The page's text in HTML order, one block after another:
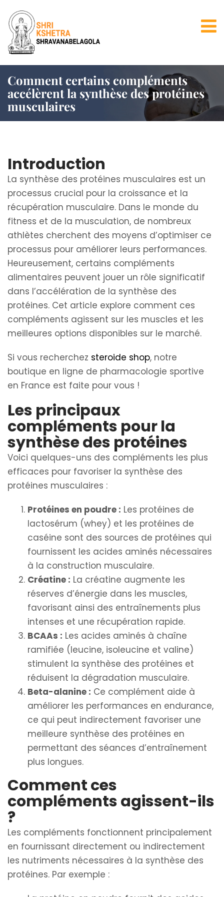
Comment certains compléments
accélèrent la synthèse des protéines
musculaires
Introduction
La synthèse des protéines musculaires est un
processus crucial pour la croissance et la
récupération musculaire. Dans le monde du
fitness et de la musculation, de nombreux
athlètes cherchent des moyens d’optimiser ce
processus pour améliorer leurs performances.
Heureusement, certains compléments
alimentaires peuvent jouer un rôle significatif
dans l’accélération de la synthèse des
protéines. Cet article explore comment ces
compléments agissent sur les muscles et les
meilleures options disponibles sur le marché.
Si vous recherchez steroide shop, notre
boutique en ligne de pharmacologie sportive
en France est faite pour vous !
Les principaux
compléments pour la
synthèse des protéines
Voici quelques-uns des compléments les plus
efficaces pour favoriser la synthèse des
protéines musculaires :
Protéines en poudre : Les protéines de
lactosérum (whey) et les protéines de
caséine sont des sources de protéines qui
fournissent les acides aminés nécessaires
à la construction musculaire.
Créatine : La créatine augmente les
réserves d’énergie dans les muscles,
favorisant ainsi des entraînements plus
intenses et une récupération rapide.
BCAAs : Les acides aminés à chaîne
ramifiée (leucine, isoleucine et valine)
stimulent la synthèse des protéines et
réduisent la dégradation musculaire.
Beta-alanine : Ce complément aide à
améliorer les performances en endurance,
ce qui peut indirectement favoriser une
meilleure synthèse des protéines en
permettant des séances d’entraînement
plus longues.
Comment ces
compléments agissent-ils
?
Les compléments fonctionnent principalement
en fournissant directement ou indirectement
les nutriments nécessaires à la synthèse des
protéines. Par exemple :